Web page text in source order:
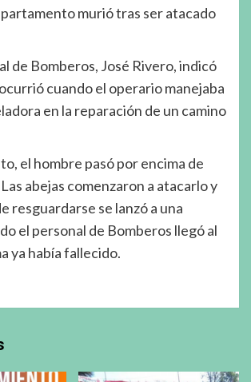
murió tras ser atacado
de Bomberos, José Rivero, indicó
cuando el operario manejaba
en la reparación de un camino
el hombre pasó por encima de
abejas comenzaron a atacarlo y
resguardarse se lanzó a una
el personal de Bomberos llegó al
ya había fallecido.